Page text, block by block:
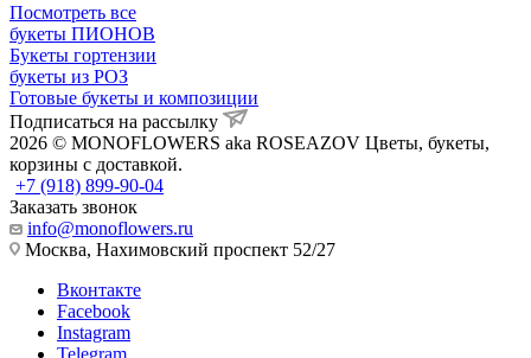
Посмотреть все
букеты ПИОНОВ
Букеты гортензии
букеты из РОЗ
Готовые букеты и композиции
Подписаться на рассылку
2026 © MONOFLOWERS aka ROSEAZOV Цветы, букеты,
корзины с доставкой.
+7 (918) 899-90-04
Заказать звонок
info@monoflowers.ru
Москва, Нахимовский проспект 52/27
Вконтакте
Facebook
Instagram
Telegram